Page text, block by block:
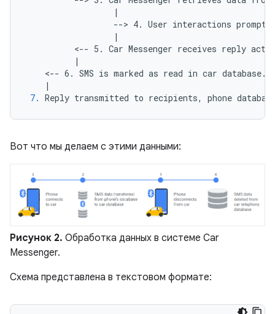
                  |
--> 4. User interactions prompt
                  |
<-- 5. Car Messenger receives reply
          |
    <-- 6. SMS is marked as read in car database.
7.
Вот что мы делаем с этими данными:
Рисунок 2. Обработка данных в системе Car
Messenger.
Схема представлена ​​в текстовом формате: